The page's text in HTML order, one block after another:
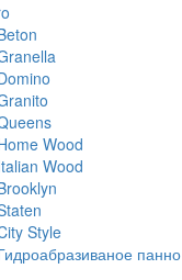
Wood
Wood
Style
панно